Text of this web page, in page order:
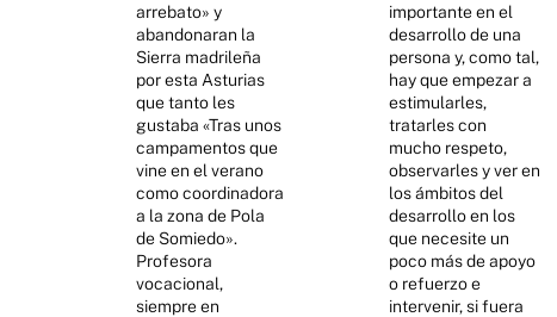
arrebato» y
abandonaran la
Sierra madrileña
por esta Asturias
que tanto les
gustaba «Tras unos
campamentos que
vine en el verano
como coordinadora
a la zona de Pola
de Somiedo».
Profesora
vocacional,
siempre en
importante en el
desarrollo de una
persona y, como tal,
hay que empezar a
estimularles,
tratarles con
mucho respeto,
observarles y ver en
los ámbitos del
desarrollo en los
que necesite un
poco más de apoyo
o refuerzo e
intervenir, si fuera